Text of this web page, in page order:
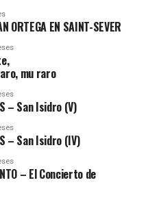
ORTEGA EN SAINT-SEVER
mu raro
– San Isidro (V)
– San Isidro (IV)
– El Concierto de